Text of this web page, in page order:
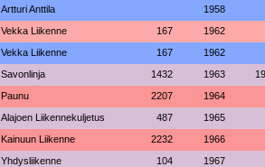
Artturi Anttila 1958
Vekka Liikenne 167 1962
Vekka Liikenne 167 1962
Savonlinja 1432 1963
Paunu 2207 1964
Alajoen Liikennekuljetus 487 1965
Kainuun Liikenne 2232 1966
Yhdysliikenne 104 1967